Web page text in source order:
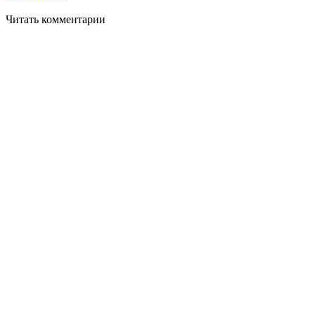
Читать комментарии